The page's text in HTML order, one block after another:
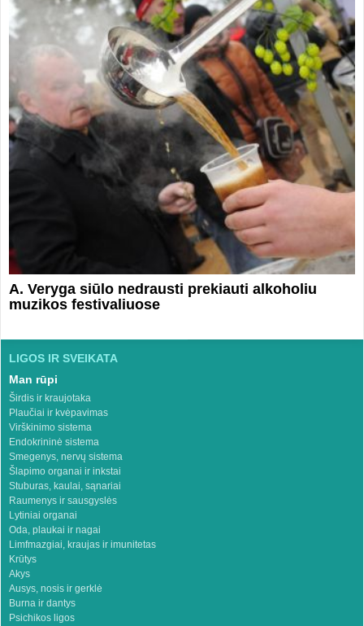
A. Veryga siūlo nedrausti prekiauti alkoholiu
muzikos festivaliuose
LIGOS IR SVEIKATA
Man rūpi
Širdis ir kraujotaka
Plaučiai ir kvėpavimas
Virškinimo sistema
Endokrininė sistema
Smegenys, nervų sistema
Šlapimo organai ir inkstai
Stuburas, kaulai, sąnariai
Raumenys ir sausgyslės
Lytiniai organai
Oda, plaukai ir nagai
Limfmazgiai, kraujas ir imunitetas
Krūtys
Akys
Ausys, nosis ir gerklė
Burna ir dantys
Psichikos ligos